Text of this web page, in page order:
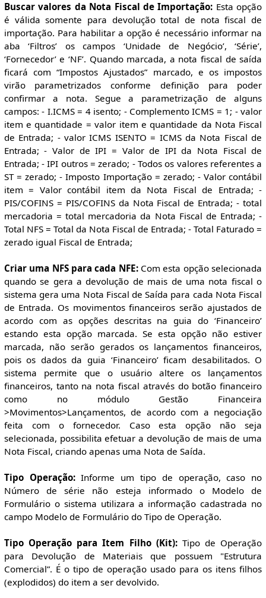
Buscar valores da Nota Fiscal de Importação: Esta opção
é válida somente para devolução total de nota fiscal de
importação. Para habilitar a opção é necessário informar na
aba ‘Filtros’ os campos ‘Unidade de Negócio’, ‘Série’,
‘Fornecedor’ e ‘NF’. Quando marcada, a nota fiscal de saída
ficará com “Impostos Ajustados” marcado, e os impostos
virão parametrizados conforme definição para poder
confirmar a nota. Segue a parametrização de alguns
campos: - I.ICMS = 4 isento; - Complemento ICMS = 1; - valor
item e quantidade = valor item e quantidade da Nota Fiscal
de Entrada; - valor ICMS ISENTO = ICMS da Nota Fiscal de
Entrada; - Valor de IPI = Valor de IPI da Nota Fiscal de
Entrada; - IPI outros = zerado; - Todos os valores referentes a
ST = zerado; - Imposto Importação = zerado; - Valor contábil
item = Valor contábil item da Nota Fiscal de Entrada; -
PIS/COFINS = PIS/COFINS da Nota Fiscal de Entrada; - total
mercadoria = total mercadoria da Nota Fiscal de Entrada; -
Total NFS = Total da Nota Fiscal de Entrada; - Total Faturado =
zerado igual Fiscal de Entrada;
Criar uma NFS para cada NFE:Com esta opção selecionada
quando se gera a devolução de mais de uma nota fiscal o
sistema gera uma Nota Fiscal de Saída para cada Nota Fiscal
de Entrada. Os movimentos financeiros serão ajustados de
acordo com as opções descritas na guia do ‘Financeiro’
estando esta opção marcada. Se esta opção não estiver
marcada, não serão gerados os lançamentos financeiros,
pois os dados da guia ‘Financeiro’ ficam desabilitados. O
sistema permite que o usuário altere os lançamentos
financeiros, tanto na nota fiscal através do botão financeiro
como no módulo Gestão Financeira
>Movimentos>Lançamentos, de acordo com a negociação
feita com o fornecedor. Caso esta opção não seja
selecionada, possibilita efetuar a devolução de mais de uma
Nota Fiscal, criando apenas uma Nota de Saída.
Tipo Operação:Informe um tipo de operação, caso no
Número de série não esteja informado o Modelo de
Formulário o sistema utilizara a informação cadastrada no
campo Modelo de Formulário do Tipo de Operação.
Tipo Operação para Item Filho (Kit):Tipo de Operação
para Devolução de Materiais que possuem "Estrutura
Comercial”. É o tipo de operação usado para os itens filhos
(explodidos) do item a ser devolvido.